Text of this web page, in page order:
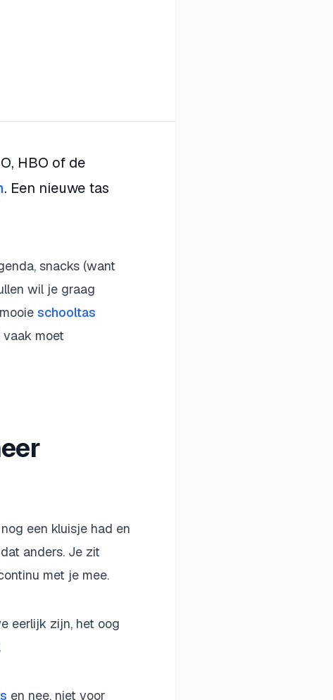
HBO of de
. Een nieuwe tas
snacks (want
wil je graag
schooltas
moet
een kluisje had en
anders. Je zit
met je mee.
eerlijk zijn, het oog
en nee, niet voor